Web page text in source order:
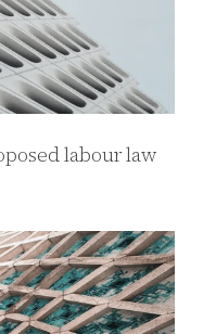
labour law